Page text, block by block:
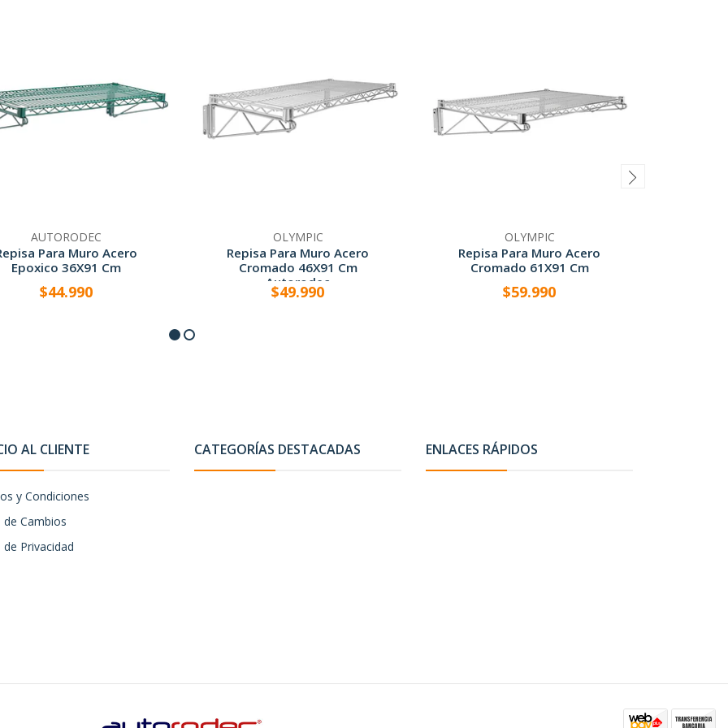
AUTORODEC
Para Muro Acero
Epoxico 36X91 Cm
+
$44.990
OLYMPIC
Repisa Para Muro Acero
Cromado 46X91 Cm
Autorodec
+
$49.990
OLYMPIC
Repisa Para Muro Acero
Cromado 61X91 Cm
+
$59.990
AL CLIENTE
y Condiciones
de Cambios
Privacidad
CATEGORÍAS DESTACADAS ENLACES RÁPIDOS